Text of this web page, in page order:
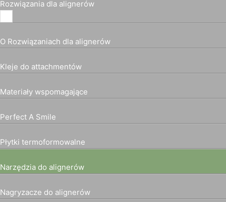
Rozwiązania dla alignerów
O Rozwiązaniach dla alignerów
Kleje do attachmentów
Materiały wspomagające
Perfect A Smile
Płytki termoformowalne
Narzędzia do alignerów
Nagryzacze do alignerów